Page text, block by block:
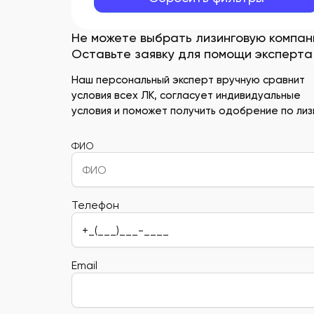
Не можете выбрать лизинговую
Оставьте заявку для помощи эксперта
Наш персональный эксперт вручную сравнит
условия всех ЛК, согласует индивидуальные
условия и поможет получить одобрение по
ФИО
Телефон
Email